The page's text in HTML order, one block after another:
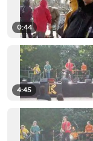
0:44
4:45